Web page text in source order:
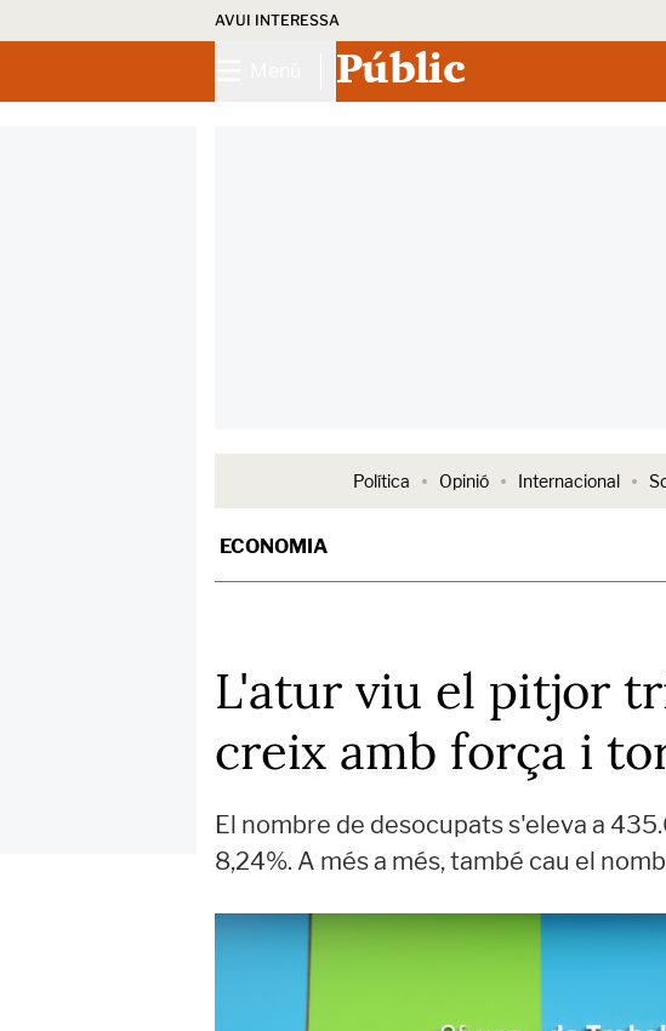
AVUI INTERESSA
Públic
Política Opinió Internacional
ECONOMIA
L'atur viu el pitjor
creix amb força i
El nombre de desocupats s'eleva a
8,24%. A més a més, també cau el